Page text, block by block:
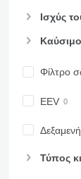
Ισχύς
Καύσιμο
Φίλτρο
EEV
Τύπος